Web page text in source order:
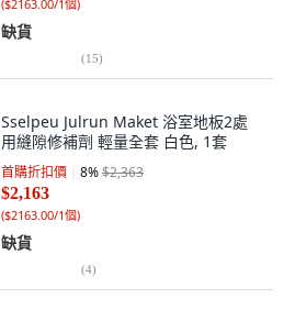
($2163.00/1個)
缺貨
(15)
Sselpeu Julrun Maket 浴室地板2處
用縫隙修補劑 輕量全套 白色, 1套
首購折扣價 8%$2,363
$2,163
($2163.00/1個)
缺貨
(4)